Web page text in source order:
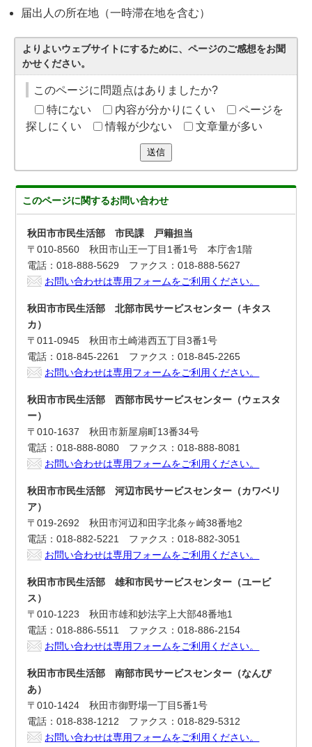
届出人の所在地（一時滞在地を含む）
よりよいウェブサイトにするために、ページのご感想をお聞
かせください。
このページに問題点はありましたか?
特にない
内容が分かりにくい
ページを
探しにくい
情報が少ない 文章量が多い
送信
このページに関するお問い合わせ
秋田市市民生活部 市民課 戸籍担当
〒010-8560 秋田市山王一丁目1番1号 本庁舎1階
電話：018-888-5629 ファクス：018-888-5627
お問い合わせは専用フォームをご利用ください。
秋田市市民生活部 北部市民サービスセンター（キタス
カ）
〒011-0945 秋田市土崎港西五丁目3番1号
電話：018-845-2261 ファクス：018-845-2265
お問い合わせは専用フォームをご利用ください。
秋田市市民生活部 西部市民サービスセンター（ウェスタ
ー）
〒010-1637 秋田市新屋扇町13番34号
電話：018-888-8080 ファクス：018-888-8081
お問い合わせは専用フォームをご利用ください。
秋田市市民生活部 河辺市民サービスセンター（カワベリ
ア）
〒019-2692 秋田市河辺和田字北条ヶ崎38番地2
電話：018-882-5221 ファクス：018-882-3051
お問い合わせは専用フォームをご利用ください。
秋田市市民生活部 雄和市民サービスセンター（ユービ
ス）
〒010-1223 秋田市雄和妙法字上大部48番地1
電話：018-886-5511 ファクス：018-886-2154
お問い合わせは専用フォームをご利用ください。
秋田市市民生活部 南部市民サービスセンター（なんぴ
あ）
〒010-1424 秋田市御野場一丁目5番1号
電話：018-838-1212 ファクス：018-829-5312
お問い合わせは専用フォームをご利用ください。